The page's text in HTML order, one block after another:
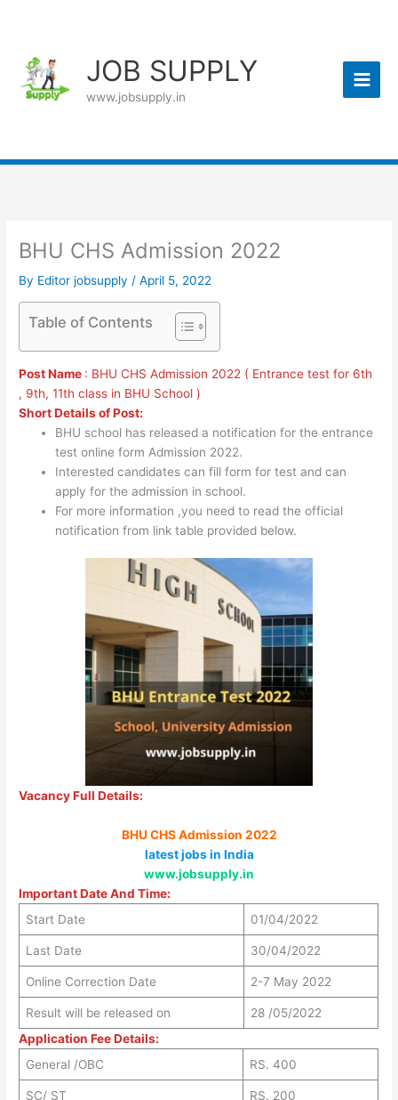
JOB SUPPLY
www.jobsupply.in
BHU CHS Admission 2022
By Editor jobsupply/April 5, 2022
Table of Contents
Post Name : BHU CHS Admission 2022 ( Entrance test for 6th
, 9th, 11th class in BHU School )
Short Details of Post:
BHU school has released a notification for the entrance
test online form Admission 2022.
Interested candidates can fill form for test and can
apply for the admission in school.
For more information ,you need to read the official
notification from link table provided below.
Vacancy Full Details:
BHU CHS Admission 2022
latest jobs in India
www.jobsupply.in
Important Date And Time:
Start Date
01/04/2022
Last Date 30/04/2022
Online Correction Date 2-7 May 2022
Result will be released on
28 /05/2022
Application Fee Details:
General /OBC
RS. 400
SC/ ST RS. 200